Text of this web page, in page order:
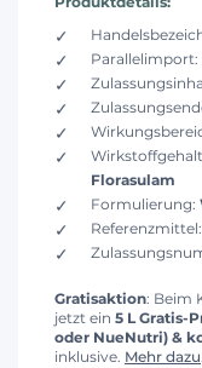
Parallelimport:
Florasulam
Formulierung:
Referenzmittel:
Gratisaktion: Beim
jetzt ein 5 L Gratis-
oder NueNutri) &
inklusive. Mehr dazu.